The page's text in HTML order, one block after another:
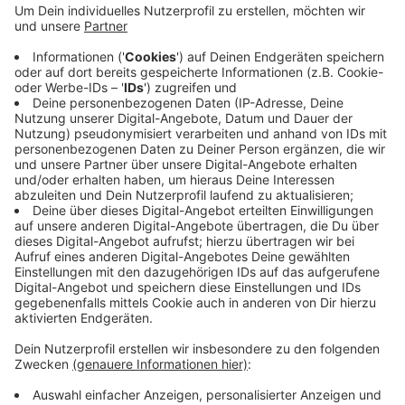
deutlich gesunken und es gibt auch deutlich
weniger Menschen in Quarantäne. Die britische
Corona-Mutante macht inzwischen rund 90
Prozent der Infektionen in Wuppertal aus. Die als
ebenfalls gefährlich geltende indische Mutation
wurde bislang zweimal nachgewiesen, hinzu
kommen fünf Verdachtsfälle. Die Corona-Inzidenz
liegt heute (2.6.) bei knapp 45.
Veröffentlicht:Mittwoch, 02.06.2021 14:10
Anzeige